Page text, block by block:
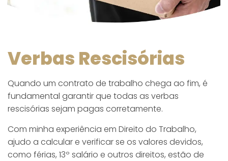
Verbas Rescisórias
Quando um contrato de trabalho chega ao fim, é
fundamental garantir que todas as verbas
rescisórias sejam pagas corretamente.
Com minha experiência em Direito do Trabalho,
ajudo a calcular e verificar se os valores devidos,
como férias, 13º salário e outros direitos, estão de